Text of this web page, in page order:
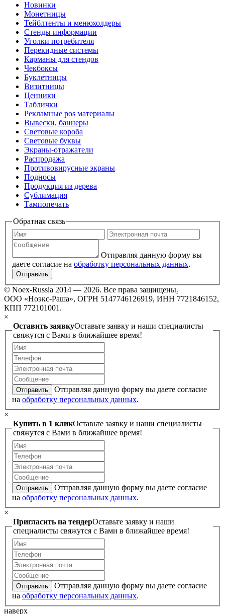
Новинки
Монетницы
Тейблтенты и менюхолдеры
Стенды информации
Уголки потребителя
Перекидные системы
Карманы для стендов
Чекбоксы
Буклетницы
Визитницы
Ценники
Таблички
Рекламные pos материалы
Вывески, баннеры
Световые короба
Световые буквы
Экраны-отражатели
Распродажа
Противовирусные экраны
Подносы
Продукция из дерева
Сублимация
Тампопечать
Обратная связь
Отправляя данную форму вы
даете согласие на обработку персональных данных.
Отправить
© Noex-Russia 2014 — 2026. Все права защищены.
ООО «Ноэкс-Раша», ОГРН 5147746126919, ИНН 7721846152,
КПП 772101001.
×
Оставить заявкуОставьте заявку и наши специалисты
свяжутся с Вами в ближайшее время!
Отправить
Отправляя данную форму вы даете согласие
на обработку персональных данных.
×
Купить в 1 кликОставьте заявку и наши специалисты
свяжутся с Вами в ближайшее время!
Отправить
Отправляя данную форму вы даете согласие
на обработку персональных данных.
×
Пригласить на тендерОставьте заявку и наши
специалисты свяжутся с Вами в ближайшее время!
Отправить
Отправляя данную форму вы даете согласие
на обработку персональных данных.
наверх